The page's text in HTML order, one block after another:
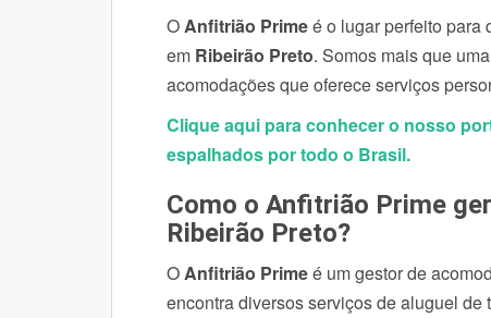
OAnfitrião Primeé o lugar perfeito para
em Ribeirão Preto. Somos mais que
acomodações que oferece serviços
Clique aqui para conhecer o nosso
espalhados por todo o Brasil.
Como o Anfitrião Prime
Ribeirão Preto?
OAnfitrião Primeé um gestor de
encontra diversos serviços de aluguel de